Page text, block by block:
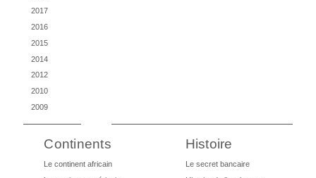
2017
2016
2015
2014
2012
2010
2009
Continents
Le continent africain
Histoire
Le secret bancaire